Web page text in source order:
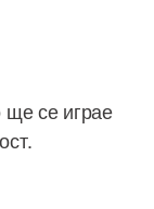
се играе